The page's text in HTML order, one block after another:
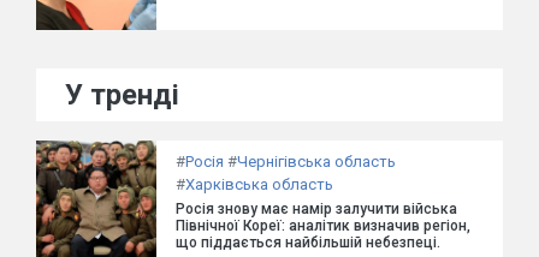
У тренді
#Росія #Чернігівська область
#Харківська область
Росія знову має намір залучити війська
Північної Кореї: аналітик визначив регіон,
що піддається найбільшій небезпеці.